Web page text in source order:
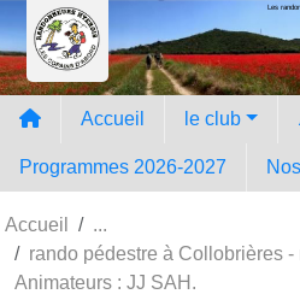
Les
Accueil le club
Programmes 2026-2027
Accueil
rando pédestre à Collobrières -
Animateurs : JJ SAH.
Panneau de gestion des cookies